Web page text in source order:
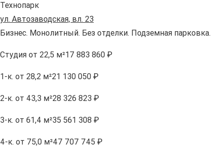
Технопарк
ул. Автозаводская, вл. 23
Бизнес. Монолитный. Без отделки. Подземная парковка.
Студия от 22,5 м²17 883 860 ₽
1-к. от 28,2 м²21 130 050 ₽
2-к. от 43,3 м²28 326 823 ₽
3-к. от 61,4 м²35 561 308 ₽
4-к. от 75,0 м²47 707 745 ₽